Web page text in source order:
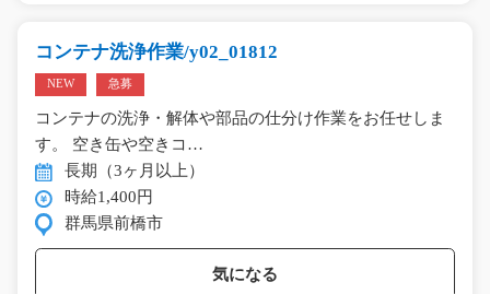
コンテナ洗浄作業/y02_01812
NEW 急募
コンテナの洗浄・解体や部品の仕分け作業をお任せしま
す。 空き缶や空きコ…
長期（3ヶ月以上）
時給1,400円
群馬県前橋市
気になる